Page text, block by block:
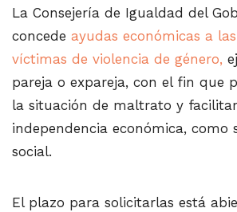
La Consejería de Igualdad del
concede ayudas económicas a
víctimas de violencia de género,
pareja o expareja, con el fin que
la situación de maltrato y
independencia económica, como
social.
El plazo para solicitarlas está